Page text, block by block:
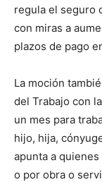
regula el seguro
con miras a
plazos de pago
La moción
del Trabajo con
un mes para
hijo, hija,
apunta a
o por obra o